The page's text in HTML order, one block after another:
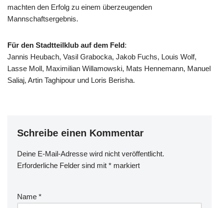
machten den Erfolg zu einem überzeugenden
Mannschaftsergebnis.
Für den Stadtteilklub auf dem Feld:
Jannis Heubach, Vasil Grabocka, Jakob Fuchs, Louis Wolf,
Lasse Moll, Maximilian Willamowski, Mats Hennemann, Manuel
Saliaj, Artin Taghipour und Loris Berisha.
Schreibe einen Kommentar
Deine E-Mail-Adresse wird nicht veröffentlicht.
Erforderliche Felder sind mit * markiert
Name *